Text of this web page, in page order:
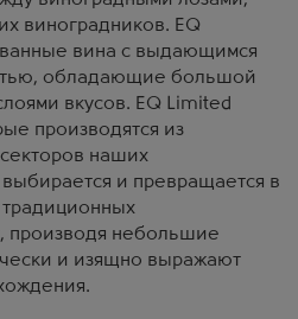
виноградников. EQ
вина с выдающимся
обладающие большой
вкусов. EQ Limited
производятся из
наших
и превращается в
производя небольшие
и изящно выражают